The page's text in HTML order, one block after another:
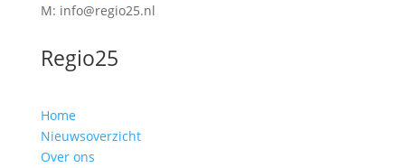
M: info@regio25.nl
Regio25
Home
Nieuwsoverzicht
Over ons